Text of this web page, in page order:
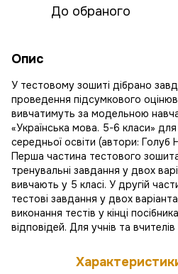
До обраного
Опис
У тестовому зошиті дібрано
проведення підсумкового
вивчатимуть за модельною
«Українська мова. 5-6 класи» для
середньої освіти (автори: Голуб
Перша частина тестового зошита
тренувальні завдання у двох
вивчають у 5 класі. У другій
тестові завдання у двох
виконання тестів у кінці
відповідей. Для учнів та вчителів